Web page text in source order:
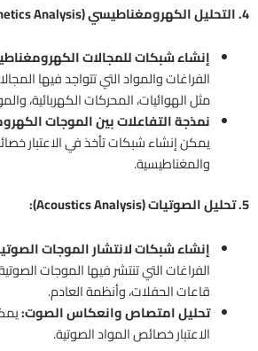
4. التحليل الكهرومغناطيسي (Electromagnetics Analysis):
إنشاء شبكات للمجالات
الفراغات والمواد التي تتواجد فيها
مثل الهوائيات، المحركات الكهربائية،
نمذجة التفاعلات بين الموجات
يمكن إنشاء شبكات تأخذ في الاعتبار
والمغناطيسية.
5. تحليل الصوتيات (Acoustics Analysis):
إنشاء شبكات لانتشار الموجات
الفراغات التي تنتشر فيها الموجات
قاعات الحفلات، وأنظمة العادم.
تحليل امتصاص وانعكاس الصوت:
الاعتبار خصائص المواد الصوتية.